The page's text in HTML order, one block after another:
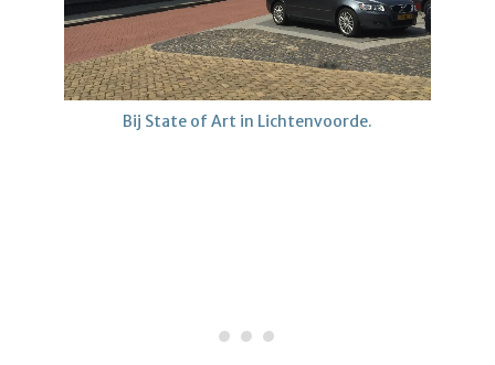
Bij State of Art in Lichtenvoorde.